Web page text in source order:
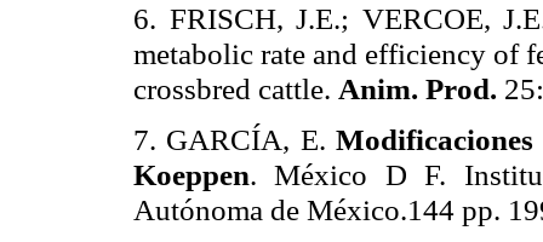
6. FRISCH, J.E.; VERCOE,
metabolic rate and efficiency of
crossbred cattle. Anim. Prod.
7. GARCÍA, E.
Koeppen. México D F.
Autónoma de México.144 pp.